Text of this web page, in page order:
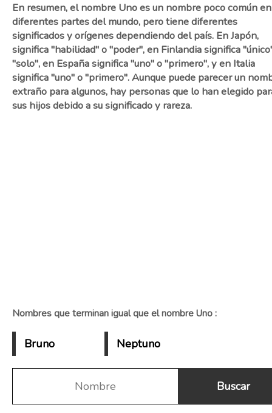
En resumen, el nombre Uno es un nombre poco común en
diferentes partes del mundo, pero tiene diferentes
significados y orígenes dependiendo del país. En Japón,
significa "habilidad" o "poder", en Finlandia significa
"solo", en España significa "uno" o "primero", y en Italia
significa "uno" o "primero". Aunque puede parecer un
extraño para algunos, hay personas que lo han elegido
sus hijos debido a su significado y rareza.
Nombres que terminan igual que el nombre Uno :
Bruno Neptuno